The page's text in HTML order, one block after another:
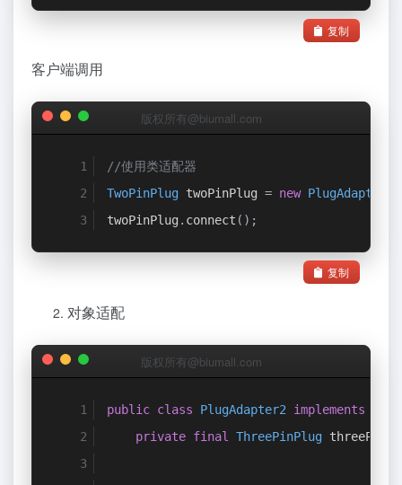
复制
客户端调用
版权所有@biumall.com
//使用类适配器
TwoPinPlug twoPinPlug = new PlugAdapter
twoPinPlug . connect ();
复制
对象适配
版权所有@biumall.com
public class PlugAdapter2 implements
private final ThreePinPlug